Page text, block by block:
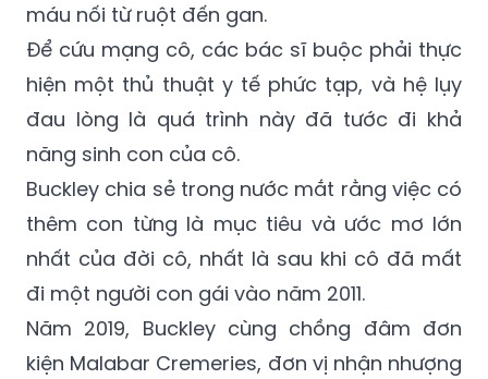
máu nối từ ruột đến gan.
Để cứu mạng cô, các bác sĩ buộc phải thực
hiện một thủ thuật y tế phức tạp, và hệ lụy
đau lòng là quá trình này đã tước đi khả
năng sinh con của cô.
Buckley chia sẻ trong nước mắt rằng việc có
thêm con từng là mục tiêu và ước mơ lớn
nhất của đời cô, nhất là sau khi cô đã mất
đi một người con gái vào năm 2011.
Năm 2019, Buckley cùng chồng đâm đơn
kiện Malabar Cremeries, đơn vị nhận nhượng